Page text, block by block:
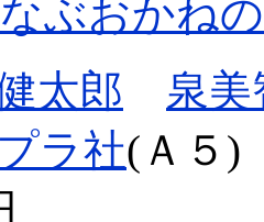
ぶおかね
太郎
泉美
ラ社(Ａ５)